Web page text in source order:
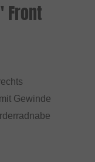
Front
Gewinde